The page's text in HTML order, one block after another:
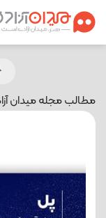
مطالب مجله میدان